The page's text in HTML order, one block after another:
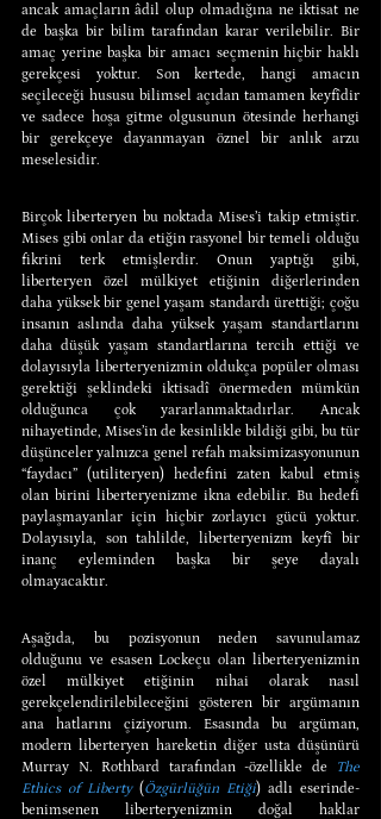
ancak amaçların âdil olup olmadığına ne iktisat ne
de başka bir bilim tarafından karar verilebilir. Bir
amaç yerine başka bir amacı seçmenin hiçbir haklı
gerekçesi yoktur. Son kertede, hangi amacın
seçileceği hususu bilimsel açıdan tamamen keyfîdir
ve sadece hoşa gitme olgusunun ötesinde herhangi
bir gerekçeye dayanmayan öznel bir anlık arzu
meselesidir.
Birçok liberteryen bu noktada Mises’i takip etmiştir.
Mises gibi onlar da etiğin rasyonel bir temeli olduğu
fikrini terk etmişlerdir. Onun yaptığı gibi,
liberteryen özel mülkiyet etiğinin diğerlerinden
daha yüksek bir genel yaşam standardı ürettiği; çoğu
insanın aslında daha yüksek yaşam standartlarını
daha düşük yaşam standartlarına tercih ettiği ve
dolayısıyla liberteryenizmin oldukça popüler olması
gerektiği şeklindeki iktisadî önermeden mümkün
olduğunca çok yararlanmaktadırlar. Ancak
nihayetinde, Mises’in de kesinlikle bildiği gibi, bu tür
düşünceler yalnızca genel refah maksimizasyonunun
“faydacı” (utiliteryen) hedefini zaten kabul etmiş
olan birini liberteryenizme ikna edebilir. Bu hedefi
paylaşmayanlar için hiçbir zorlayıcı gücü yoktur.
Dolayısıyla, son tahlilde, liberteryenizm keyfî bir
inanç eyleminden başka bir şeye dayalı
olmayacaktır.
Aşağıda, bu pozisyonun neden savunulamaz
olduğunu ve esasen Lockeçu olan liberteryenizmin
özel mülkiyet etiğinin nihai olarak nasıl
gerekçelendirilebileceğini gösteren bir argümanın
ana hatlarını çiziyorum. Esasında bu argüman,
modern liberteryen hareketin diğer usta düşünürü
Murray N. Rothbard tarafından -özellikle de
The
Ethics of Liberty (Özgürlüğün Etiği) adlı eserinde-
benimsenen liberteryenizmin doğal haklar